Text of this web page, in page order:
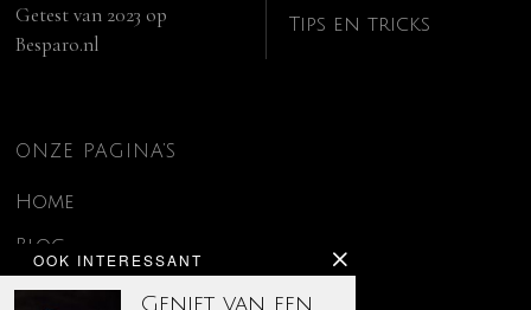
OOK INTERESSANT
Geniet van een
Getest van 2023 op
Besparo.nl
Tips en tricks
ONZE PAGINA’S
Home
Blog
Contact